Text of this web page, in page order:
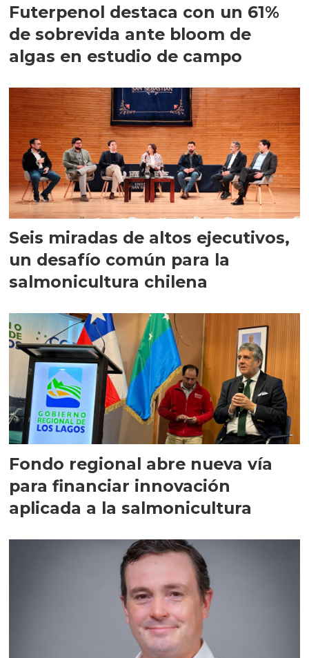
Futerpenol destaca con un 61%
de sobrevida ante bloom de
algas en estudio de campo
Seis miradas de altos ejecutivos,
un desafío común para la
salmonicultura chilena
Fondo regional abre nueva vía
para financiar innovación
aplicada a la salmonicultura